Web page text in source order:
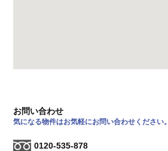
お問い合わせ
気になる物件はお気軽にお問い合わせください。
0120-535-878